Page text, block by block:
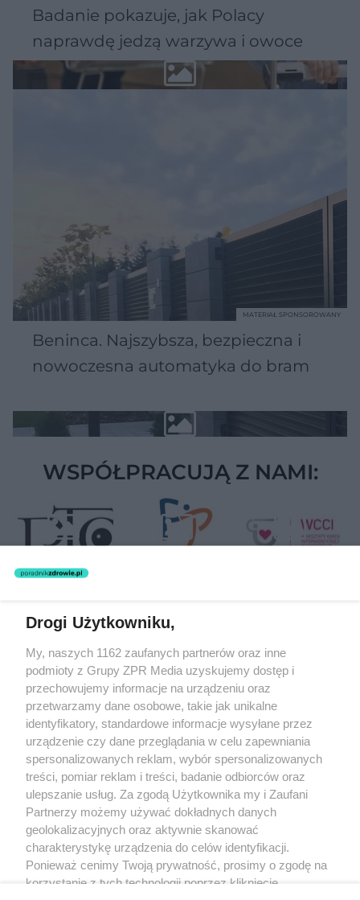
Badanie pokazuje, jak Polacy
naprawdę jedzą warzywa i owoce
Beninca. Najszybsza, bezpieczna i
nowoczesna automatyka do bram
MATERIAŁ SPONSOROWANY
WSPÓŁPRACUJĄ Z NAMI:
rozpowszechniany lub dalej rozpowszechniany w jakikolwiek sposób
(w tym także elektroniczny lub mechaniczny) na jakimkolwiek polu
eksploatacji w jakiejkolwiek formie, włącznie z umieszczaniem w
Internecie bez pisemnej zgody właściciela praw. Jakiekolwiek użycie
lub wykorzystanie utworów w całości lub w części z naruszeniem
prawa, tzn. bez właściwej zgody, jest zabronione pod groźbą kary i
może być ścigane prawnie.
O nas
Informacje prawne
Drogi Użytkowniku,
My, naszych 1162 zaufanych partnerów oraz inne
podmioty z Grupy ZPR Media uzyskujemy dostęp i
przechowujemy informacje na urządzeniu oraz
przetwarzamy dane osobowe, takie jak unikalne
identyfikatory, standardowe informacje wysyłane przez
urządzenie czy dane przeglądania w celu zapewniania
spersonalizowanych reklam, wybór spersonalizowanych
treści, pomiar reklam i treści, badanie odbiorców oraz
ulepszanie usług. Za zgodą Użytkownika my i Zaufani
Partnerzy możemy używać dokładnych danych
geolokalizacyjnych oraz aktywnie skanować
charakterystykę urządzenia do celów identyfikacji.
Ponieważ cenimy Twoją prywatność, prosimy o zgodę na
korzystanie z tych technologii poprzez kliknięcie